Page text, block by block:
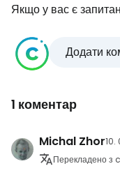
Якщо у вас є
Додати
1 коментар
Michal Zhor10.
Перекладено з